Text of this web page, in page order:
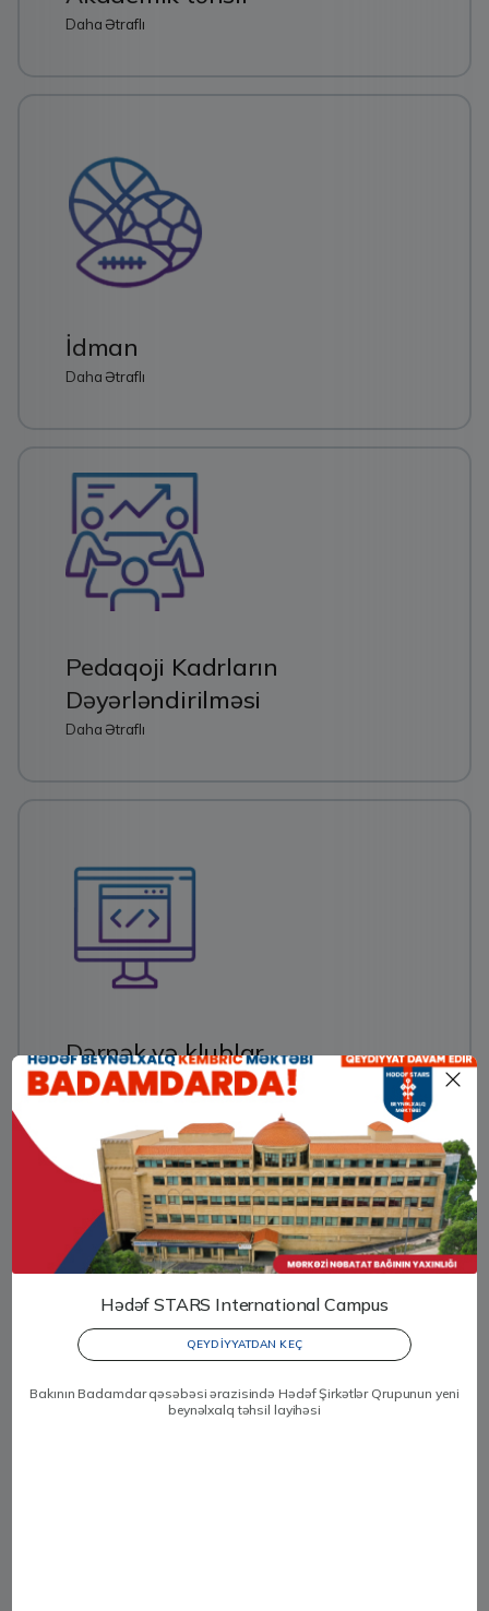
Hədəf STARS International Campus
QEYDİYYATDAN KEÇ
Bakının Badamdar qəsəbəsi ərazisində Hədəf Şirkətlər Qrupunun yeni
beynəlxalq təhsil layihəsi
Daha Ətraflı
İdman
Daha Ətraflı
Pedaqoji Kadrların
Dəyərləndirilməsi
Daha Ətraflı
Dərnək və klublar
Daha Ətraflı
Hədəfdə qiymətləndirmə BİM